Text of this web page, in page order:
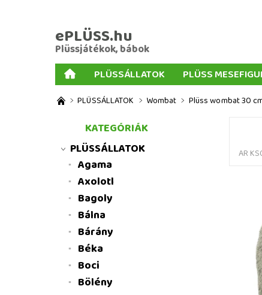
ePLÜSS.hu
Plüssjátékok, bábok
PLÜSSÁLLATOK PLÜSS
AJÁNDÉKOK PLÜSSÖKHÖZ
MENNYISÉGI KEDVEZMÉNYEK
ÜZLETI
PLÜSSÁLLATOK Wombat Plüss wombat 30
AR
KATEGÓRIÁK
PLÜSSÁLLATOK
Agama
Axolotl
Bagoly
Bálna
Bárány
Béka
Boci
Bölény